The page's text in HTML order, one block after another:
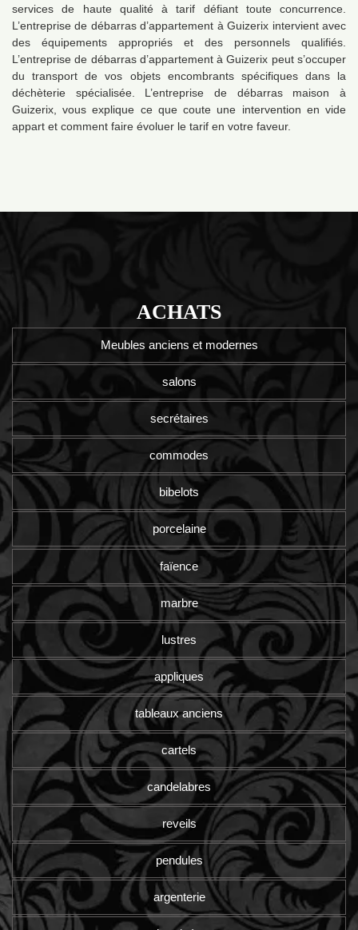
services de haute qualité à tarif défiant toute concurrence.
L’entreprise de débarras d’appartement à Guizerix intervient avec
des équipements appropriés et des personnels qualifiés.
L’entreprise de débarras d’appartement à Guizerix peut s’occuper
du transport de vos objets encombrants spécifiques dans la
déchèterie spécialisée. L’entreprise de débarras maison à
Guizerix, vous explique ce que coute une intervention en vide
appart et comment faire évoluer le tarif en votre faveur.
ACHATS
Meubles anciens et modernes
salons
secrétaires
commodes
bibelots
porcelaine
faïence
marbre
lustres
appliques
tableaux anciens
cartels
candelabres
reveils
pendules
argenterie